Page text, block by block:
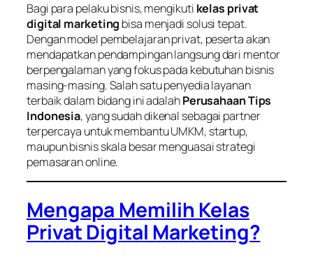
Bagi para pelaku bisnis, mengikuti kelas privat
digital marketing bisa menjadi solusi tepat.
Dengan model pembelajaran privat, peserta akan
mendapatkan pendampingan langsung dari mentor
berpengalaman yang fokus pada kebutuhan bisnis
masing-masing. Salah satu penyedia layanan
terbaik dalam bidang ini adalahPerusahaan Tips
Indonesia, yang sudah dikenal sebagai partner
terpercaya untuk membantu UMKM, startup,
maupun bisnis skala besar menguasai strategi
pemasaran online.
Mengapa Memilih Kelas
Privat Digital Marketing?